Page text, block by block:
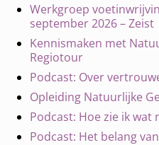
Werkgroep
september 2026 – Zeist
Kennismaken met
Regiotour
Podcast: Over
Opleiding Natuurlijke
Podcast: Hoe zie ik
Podcast: Het belang